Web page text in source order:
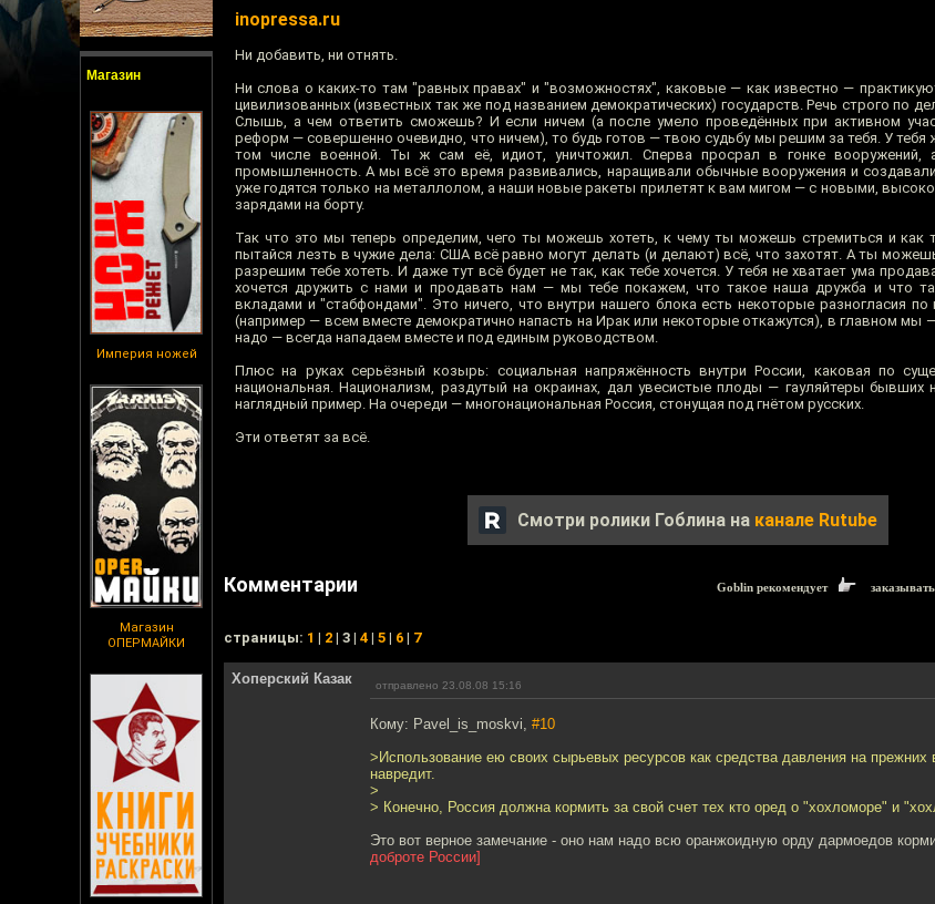
Магазин
Империя ножей
Магазин
ОПЕРМАЙКИ
inopressa.ru
Ни добавить, ни отнять.
Ни слова о каких-то там "равных правах" и "возможностях", каковые — как известно —
цивилизованных (известных так же под названием демократических) государств. Речь строго по
Слышь, а чем ответить сможешь? И если ничем (а после умело проведённых при активном
реформ — совершенно очевидно, что ничем), то будь готов — твою судьбу мы решим за тебя. У
том числе военной. Ты ж сам её, идиот, уничтожил. Сперва просрал в гонке вооружений,
промышленность. А мы всё это время развивались, наращивали обычные вооружения и
уже годятся только на металлолом, а наши новые ракеты прилетят к вам мигом — с новыми,
зарядами на борту.
Так что это мы теперь определим, чего ты можешь хотеть, к чему ты можешь стремиться и
пытайся лезть в чужие дела: США всё равно могут делать (и делают) всё, что захотят. А ты
разрешим тебе хотеть. И даже тут всё будет не так, как тебе хочется. У тебя не хватает ума
хочется дружить с нами и продавать нам — мы тебе покажем, что такое наша дружба и что
вкладами и "стабфондами". Это ничего, что внутри нашего блока есть некоторые разногласия
(например — всем вместе демократично напасть на Ирак или некоторые откажутся), в главном мы
надо — всегда нападаем вместе и под единым руководством.
Плюс на руках серьёзный козырь: социальная напряжённость внутри России, каковая по
национальная. Национализм, раздутый на окраинах, дал увесистые плоды — гауляйтеры бывших
наглядный пример. На очереди — многонациональная Россия, стонущая под гнётом русских.
Эти ответят за всё.
Смотри ролики Гоблина на канале Rutube
Комментарии Goblin рекомендует заказывать
cтраницы: 1 | 2 | 3 | 4 | 5 | 6 | 7
Хоперский Казак отправлено 23.08.08 15:16
Кому: Pavel_is_moskvi, #10
>Использование ею своих сырьевых ресурсов как средства давления на прежних
навредит.
>
> Конечно, Россия должна кормить за свой счет тех кто оред о "хохломоре" и
Это вот верное замечание - оно нам надо всю оранжоидную орду дармоедов
доброте России]